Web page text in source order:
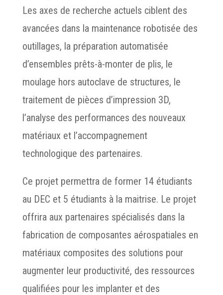
Les axes de recherche actuels ciblent des
avancées dans la maintenance robotisée des
outillages, la préparation automatisée
d’ensembles prêts-à-monter de plis, le
moulage hors autoclave de structures, le
traitement de pièces d’impression 3D,
l’analyse des performances des nouveaux
matériaux et l’accompagnement
technologique des partenaires.
Ce projet permettra de former 14 étudiants
au DEC et 5 étudiants à la maitrise. Le projet
offrira aux partenaires spécialisés dans la
fabrication de composantes aérospatiales en
matériaux composites des solutions pour
augmenter leur productivité, des ressources
qualifiées pour les implanter et des